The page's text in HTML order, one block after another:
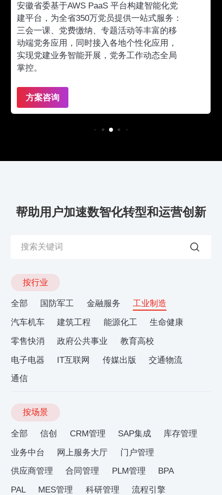
安徽省委基于AWS PaaS 平台构建智能化党
建平台，为全省350万党员提供一站式服务：
三会一课、党费缴纳、专题活动等丰富的移
动端党务应用，同时接入各地个性化应用，
实现党建业务智能开展，党务工作动态全局
掌控。
方案咨询
帮助用户加速数智化转型和运营创新
按行业
全部 国防军工 金融服务
工业制造
汽车机车
建筑工程 能源化工
生命健康
零售快消
政府公共事业
教育高校
电子电器
IT互联网 传媒出版
交通物流
通信
按场景
全部 信创 CRM管理 SAP集成
库存管理
业务中台
网上服务大厅
门户管理
供应商管理
合同管理 PLM管理
BPA
PAL
MES管理 科研管理
流程引擎